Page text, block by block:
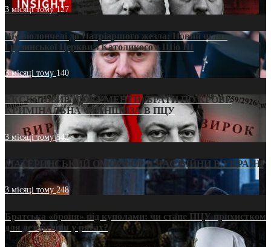
3 місяці тому127
Від віолончелі до Патріаршого жезла: Новий шлях
Грузинської Церкви з Католикосом Шіо III
3 місяці тому 140
ЕКСКЛЮЗИВ (ДОКУМЕНТИ)/БРАТИ ПО КРОВІ:
КРИМІНАЛЬНА ФРАНШИЗА В ПЦУ
3 місяці тому542
МАТЕРИНСЬКИЙ ОМОРФОР В ЧАС ВІЙНИ В УКРАЇНІ
3 місяці тому248
Братська «броня» під куполами: чи стане ПЦУ прихистком
для дезертирів у рясах?